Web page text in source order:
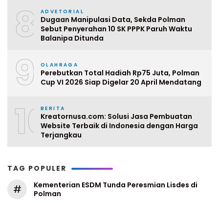
8 ADVETORIAL
Dugaan Manipulasi Data, Sekda Polman
Sebut Penyerahan 10 SK PPPK Paruh Waktu
Balanipa Ditunda
9 OLAHRAGA
Perebutkan Total Hadiah Rp75 Juta, Polman
Cup VI 2026 Siap Digelar 20 April Mendatang
10BERITA
Kreatornusa.com: Solusi Jasa Pembuatan
Website Terbaik di Indonesia dengan Harga
Terjangkau
TAG POPULER
#
Kementerian ESDM Tunda Peresmian Lisdes di
Polman